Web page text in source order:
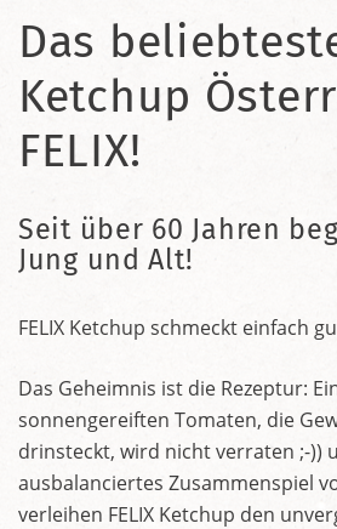
Das
Ketchup
FELIX!
Seit über 60 Jahren
Jung und Alt!
FELIX Ketchup schmeckt einfach
Das Geheimnis ist die Rezeptur:
sonnengereiften Tomaten, die
drinsteckt, wird nicht verraten ;-))
ausbalanciertes Zusammenspiel
verleihen FELIX Ketchup den